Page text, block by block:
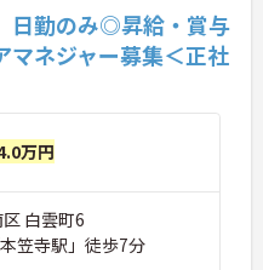
日勤のみ◎昇給・賞与
ネジャー募集＜正社
万円
白雲町6
笠寺駅」徒歩7分